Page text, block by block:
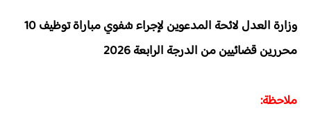
وزارة العدل لائحة المدعوين لإجراء شفوي مباراة توظيف 10
محررين قضائيين من الدرجة الرابعة 2026
ملاحظة: